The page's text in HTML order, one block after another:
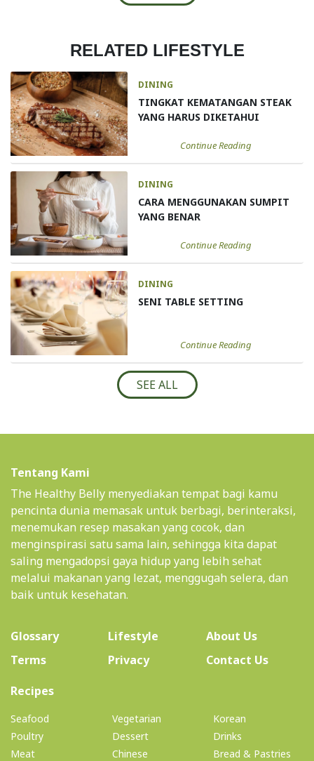
RELATED LIFESTYLE
DINING
TINGKAT KEMATANGAN STEAK
YANG HARUS DIKETAHUI
Continue Reading
DINING
CARA MENGGUNAKAN SUMPIT
YANG BENAR
Continue Reading
DINING
SENI TABLE SETTING
Continue Reading
SEE ALL
Tentang Kami
The Healthy Belly menyediakan tempat bagi kamu
pencinta dunia memasak untuk berbagi, berinteraksi,
menemukan resep masakan yang cocok, dan
menginspirasi satu sama lain, sehingga kita dapat
saling mengadopsi gaya hidup yang lebih sehat
melalui makanan yang lezat, menggugah selera, dan
baik untuk kesehatan.
Glossary Lifestyle About Us(current)
Terms
Privacy
Contact Us
Recipes(current)
Seafood
Poultry
Meat
Vegetarian
Dessert
Chinese
Korean
Drinks
Bread & Pastries